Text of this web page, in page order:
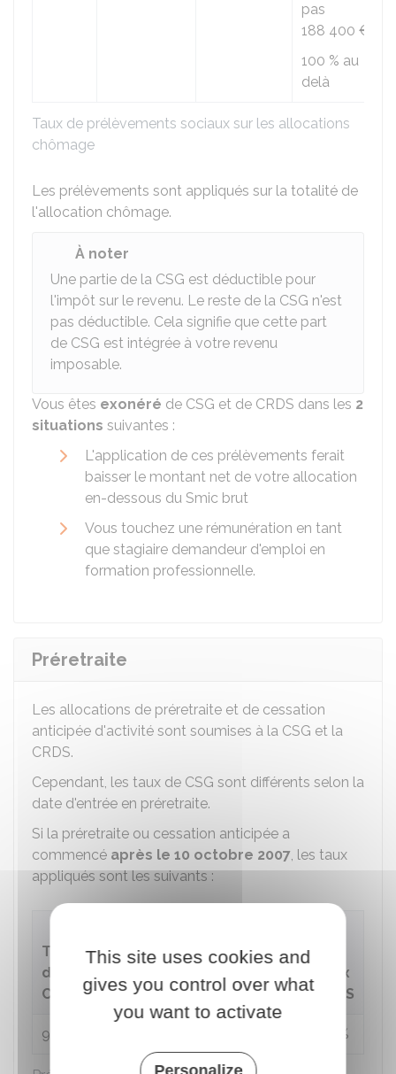
Taux de prélèvements sociaux sur les allocations
chômage
pas
188 400 €
100 % au
delà
Les prélèvements sont appliqués sur la totalité de
l'allocation chômage.
À noter
Une partie de la CSG est déductible pour
l'impôt sur le revenu. Le reste de la CSG n'est
pas déductible. Cela signifie que cette part
de CSG est intégrée à votre revenu
imposable.
Vous êtes exonéré de CSG et de CRDS dans les 2
situations suivantes :
L'application de ces prélèvements ferait
baisser le montant net de votre allocation
en-dessous du Smic brut
Vous touchez une rémunération en tant
que stagiaire demandeur d'emploi en
formation professionnelle.
Préretraite
Les allocations de préretraite et de cessation
anticipée d'activité sont soumises à la CSG et la
CRDS.
Cependant, les taux de CSG sont différents selon la
date d'entrée en préretraite.
Si la préretraite ou cessation anticipée a
commencé après le 10 octobre 2007, les taux
appliqués sont les suivants :
Taux
de
CSG
déductible pour
revenu
Casa
Taux
CRDS
9,2 % 0,5 %
This site uses cookies and
gives you control over what
you want to activate
Personalize